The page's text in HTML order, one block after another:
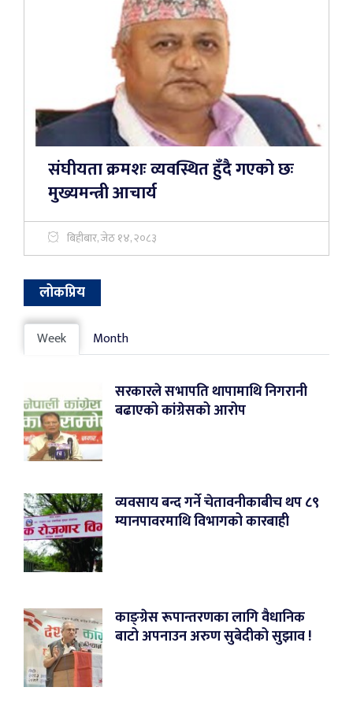
संघीयता क्रमशः व्यवस्थित हुँदै गएको छः
मुख्यमन्त्री आचार्य
बिहीबार, जेठ १४, २०८३
लोकप्रिय
Week Month
सरकारले सभापति थापामाथि निगरानी
बढाएको कांग्रेसको आरोप
व्यवसाय बन्द गर्ने चेतावनीकाबीच थप ८९
म्यानपावरमाथि विभागको कारबाही
काङ्ग्रेस रूपान्तरणका लागि वैधानिक
बाटो अपनाउन अरुण सुबेदीको सुझाव !